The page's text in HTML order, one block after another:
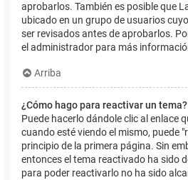
aprobarlos. También es posible que
ubicado en un grupo de usuarios
ser revisados antes de aprobarlos.
el administrador para más
Arriba
¿Cómo hago para reactivar un tema?
Puede hacerlo dándole clic al enlace
cuando esté viendo el mismo, puede
principio de la primera página. Sin
entonces el tema reactivado ha sido
para poder reactivarlo no ha sido